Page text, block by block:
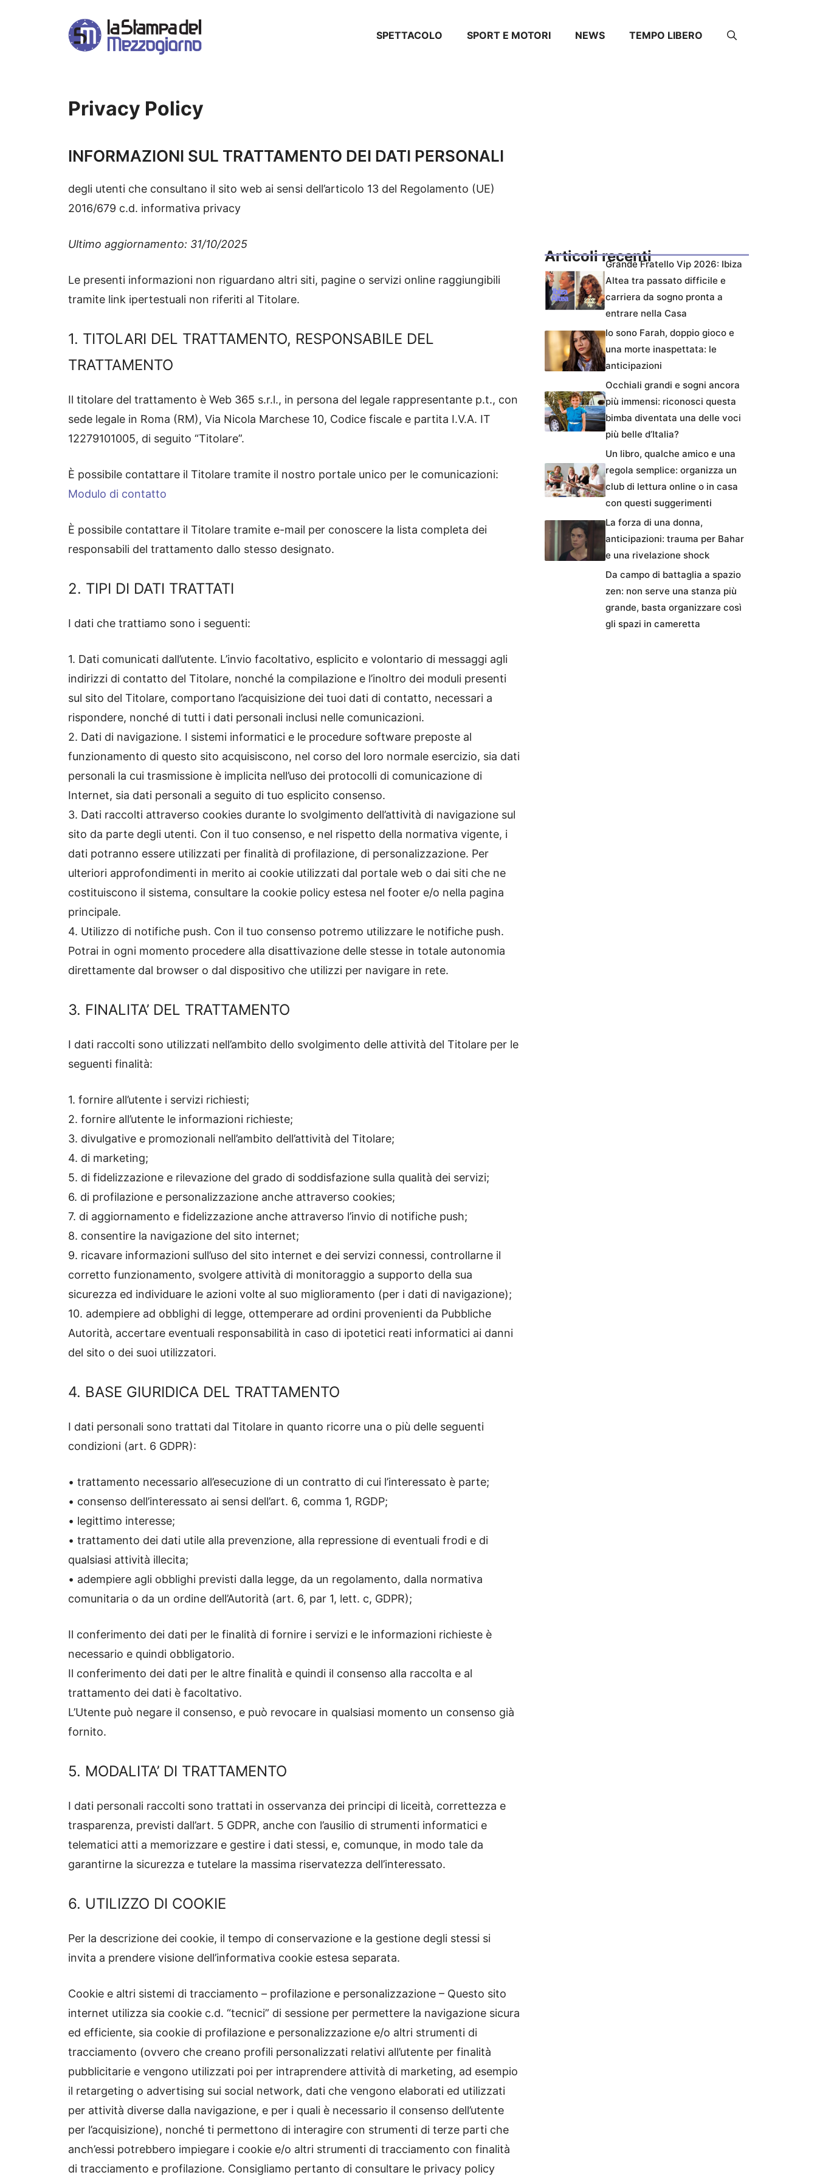
SPETTACOLO SPORT E MOTORI NEWS TEMPO LIBERO
Privacy Policy
INFORMAZIONI SUL TRATTAMENTO DEI DATI PERSONALI
degli utenti che consultano il sito web ai sensi dell’articolo 13 del Regolamento (UE)
2016/679 c.d. informativa privacy
Ultimo aggiornamento: 31/10/2025
Le presenti informazioni non riguardano altri siti, pagine o servizi online raggiungibili
tramite link ipertestuali non riferiti al Titolare.
1. TITOLARI DEL TRATTAMENTO, RESPONSABILE DEL
TRATTAMENTO
Il titolare del trattamento è Web 365 s.r.l., in persona del legale rappresentante p.t., con
sede legale in Roma (RM), Via Nicola Marchese 10, Codice fiscale e partita I.V.A. IT
12279101005, di seguito “Titolare”.
È possibile contattare il Titolare tramite il nostro portale unico per le comunicazioni:
Modulo di contatto
È possibile contattare il Titolare tramite e-mail per conoscere la lista completa dei
responsabili del trattamento dallo stesso designato.
2. TIPI DI DATI TRATTATI
I dati che trattiamo sono i seguenti:
1. Dati comunicati dall’utente. L’invio facoltativo, esplicito e volontario di messaggi agli
indirizzi di contatto del Titolare, nonché la compilazione e l’inoltro dei moduli presenti
sul sito del Titolare, comportano l’acquisizione dei tuoi dati di contatto, necessari a
rispondere, nonché di tutti i dati personali inclusi nelle comunicazioni.
2. Dati di navigazione. I sistemi informatici e le procedure software preposte al
funzionamento di questo sito acquisiscono, nel corso del loro normale esercizio, sia dati
personali la cui trasmissione è implicita nell’uso dei protocolli di comunicazione di
Internet, sia dati personali a seguito di tuo esplicito consenso.
3. Dati raccolti attraverso cookies durante lo svolgimento dell’attività di navigazione sul
sito da parte degli utenti. Con il tuo consenso, e nel rispetto della normativa vigente, i
dati potranno essere utilizzati per finalità di profilazione, di personalizzazione. Per
ulteriori approfondimenti in merito ai cookie utilizzati dal portale web o dai siti che ne
costituiscono il sistema, consultare la cookie policy estesa nel footer e/o nella pagina
principale.
4. Utilizzo di notifiche push. Con il tuo consenso potremo utilizzare le notifiche push.
Potrai in ogni momento procedere alla disattivazione delle stesse in totale autonomia
direttamente dal browser o dal dispositivo che utilizzi per navigare in rete.
3. FINALITA’ DEL TRATTAMENTO
I dati raccolti sono utilizzati nell’ambito dello svolgimento delle attività del Titolare per le
seguenti finalità:
1. fornire all’utente i servizi richiesti;
2. fornire all’utente le informazioni richieste;
3. divulgative e promozionali nell’ambito dell’attività del Titolare;
4. di marketing;
5. di fidelizzazione e rilevazione del grado di soddisfazione sulla qualità dei servizi;
6. di profilazione e personalizzazione anche attraverso cookies;
7. di aggiornamento e fidelizzazione anche attraverso l’invio di notifiche push;
8. consentire la navigazione del sito internet;
9. ricavare informazioni sull’uso del sito internet e dei servizi connessi, controllarne il
corretto funzionamento, svolgere attività di monitoraggio a supporto della sua
sicurezza ed individuare le azioni volte al suo miglioramento (per i dati di navigazione);
10. adempiere ad obblighi di legge, ottemperare ad ordini provenienti da Pubbliche
Autorità, accertare eventuali responsabilità in caso di ipotetici reati informatici ai danni
del sito o dei suoi utilizzatori.
4. BASE GIURIDICA DEL TRATTAMENTO
I dati personali sono trattati dal Titolare in quanto ricorre una o più delle seguenti
condizioni (art. 6 GDPR):
• trattamento necessario all’esecuzione di un contratto di cui l’interessato è parte;
• consenso dell’interessato ai sensi dell’art. 6, comma 1, RGDP;
• legittimo interesse;
• trattamento dei dati utile alla prevenzione, alla repressione di eventuali frodi e di
qualsiasi attività illecita;
• adempiere agli obblighi previsti dalla legge, da un regolamento, dalla normativa
comunitaria o da un ordine dell’Autorità (art. 6, par 1, lett. c, GDPR);
Il conferimento dei dati per le finalità di fornire i servizi e le informazioni richieste è
necessario e quindi obbligatorio.
Il conferimento dei dati per le altre finalità e quindi il consenso alla raccolta e al
trattamento dei dati è facoltativo.
L’Utente può negare il consenso, e può revocare in qualsiasi momento un consenso già
fornito.
5. MODALITA’ DI TRATTAMENTO
I dati personali raccolti sono trattati in osservanza dei principi di liceità, correttezza e
trasparenza, previsti dall’art. 5 GDPR, anche con l’ausilio di strumenti informatici e
telematici atti a memorizzare e gestire i dati stessi, e, comunque, in modo tale da
garantirne la sicurezza e tutelare la massima riservatezza dell’interessato.
6. UTILIZZO DI COOKIE
Per la descrizione dei cookie, il tempo di conservazione e la gestione degli stessi si
invita a prendere visione dell’informativa cookie estesa separata.
Cookie e altri sistemi di tracciamento – profilazione e personalizzazione – Questo sito
internet utilizza sia cookie c.d. “tecnici” di sessione per permettere la navigazione sicura
ed efficiente, sia cookie di profilazione e personalizzazione e/o altri strumenti di
tracciamento (ovvero che creano profili personalizzati relativi all’utente per finalità
pubblicitarie e vengono utilizzati poi per intraprendere attività di marketing, ad esempio
il retargeting o advertising sui social network, dati che vengono elaborati ed utilizzati
per attività diverse dalla navigazione, e per i quali è necessario il consenso dell’utente
per l’acquisizione), nonché ti permettono di interagire con strumenti di terze parti che
anch’essi potrebbero impiegare i cookie e/o altri strumenti di tracciamento con finalità
di tracciamento e profilazione. Consigliamo pertanto di consultare le privacy policy
Articoli recentiGrande Fratello Vip 2026: Ibiza
Altea tra passato difficile e
carriera da sogno pronta a
entrare nella Casa
Io sono Farah, doppio gioco e
una morte inaspettata: le
anticipazioni
Occhiali grandi e sogni ancora
più immensi: riconosci questa
bimba diventata una delle voci
più belle d’Italia?
Un libro, qualche amico e una
regola semplice: organizza un
club di lettura online o in casa
con questi suggerimenti
La forza di una donna,
anticipazioni: trauma per Bahar
e una rivelazione shock
Da campo di battaglia a spazio
zen: non serve una stanza più
grande, basta organizzare così
gli spazi in cameretta